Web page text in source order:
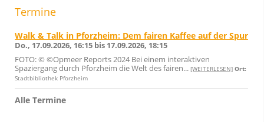
Termine
Walk & Talk in Pforzheim: Dem fairen Kaffee auf der Spur
Do., 17.09.2026, 16:15 bis 17.09.2026, 18:15
FOTO: © ©Opmeer Reports 2024 Bei einem interaktiven
Spaziergang durch Pforzheim die Welt des fairen... [WEITERLESEN] Ort:
Stadtbibliothek Pforzheim
Alle Termine